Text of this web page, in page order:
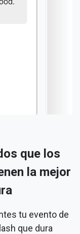
que los
la mejor
tu evento de
que dura